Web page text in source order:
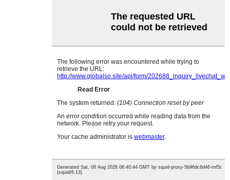
Swahili
Tajik
Telugu
Ukrainian
Urdu
Welsh
Xhosa
Yiddish
Tatar
Oriya